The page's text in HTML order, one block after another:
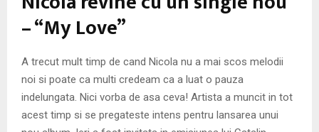
N
U
– “My Love”
A trecut mult timp de cand Nicola nu a mai scos melodii
noi si poate ca multi credeam ca a luat o pauza
indelungata. Nici vorba de asa ceva! Artista a muncit in tot
acest timp si se pregateste intens pentru lansarea unui